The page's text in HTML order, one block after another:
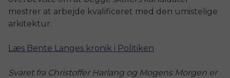
mestrer at arbejde kvalificeret med den umistelige
arkitektur.
Læs Bente Langes kronik i Politiken
Svaret fra Christoffer Harlang og Mogens Morgen er